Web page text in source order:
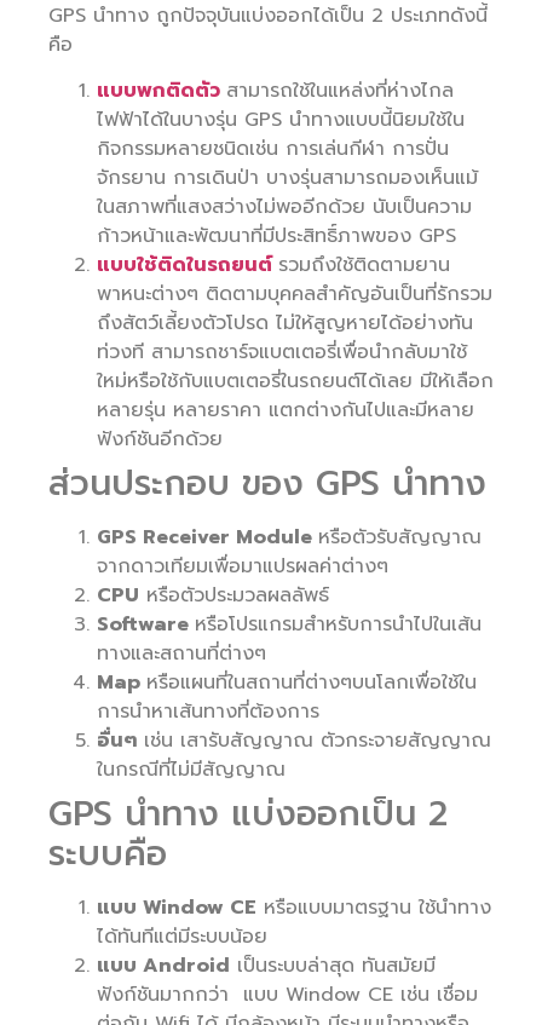
GPS นำทาง ถูกปัจจุบันแบ่งออกได้เป็น 2 ประเภทดังนี้
คือ
แบบพกติดตัว สามารถใช้ในแหล่งที่ห่างไกล
ไฟฟ้าได้ในบางรุ่น GPS นำทางแบบนี้นิยมใช้ใน
กิจกรรมหลายชนิดเช่น การเล่นกีฬา การปั่น
จักรยาน การเดินป่า บางรุ่นสามารถมองเห็นแม้
ในสภาพที่แสงสว่างไม่พออีกด้วย นับเป็นความ
ก้าวหน้าและพัฒนาที่มีประสิทธิ์ภาพของ GPS
แบบใช้ติดในรถยนต์ รวมถึงใช้ติดตามยาน
พาหนะต่างๆ ติดตามบุคคลสำคัญอันเป็นที่รักรวม
ถึงสัตว์เลี้ยงตัวโปรด ไม่ให้สูญหายได้อย่างทัน
ท่วงที สามารถชาร์จแบตเตอรี่เพื่อนำกลับมาใช้
ใหม่หรือใช้กับแบตเตอรี่ในรถยนต์ได้เลย มีให้เลือก
หลายรุ่น หลายราคา แตกต่างกันไปและมีหลาย
ฟังก์ชันอีกด้วย
ส่วนประกอบ ของ GPS นำทาง
GPS Receiver Module หรือตัวรับสัญญาณ
จากดาวเทียมเพื่อมาแปรผลค่าต่างๆ
CPU หรือตัวประมวลผลลัพธ์
Software หรือโปรแกรมสำหรับการนำไปในเส้น
ทางและสถานที่ต่างๆ
Map หรือแผนที่ในสถานที่ต่างๆบนโลกเพื่อใช้ใน
การนำหาเส้นทางที่ต้องการ
อื่นๆ เช่น เสารับสัญญาณ ตัวกระจายสัญญาณ
ในกรณีที่ไม่มีสัญญาณ
GPS นำทาง แบ่งออกเป็น 2
ระบบคือ
แบบ Window CE หรือแบบมาตรฐาน ใช้นำทาง
ได้ทันทีแต่มีระบบน้อย
แบบ Android เป็นระบบล่าสุด ทันสมัยมี
ฟังก์ชันมากกว่า แบบ Window CE เช่น เชื่อม